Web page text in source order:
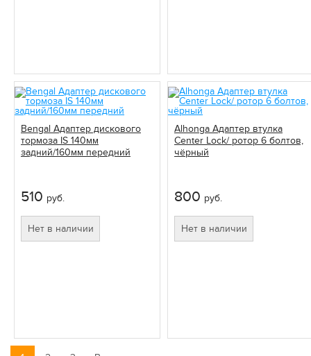
Bengal Адаптер дискового
тормоза IS 140мм
задний/160мм передний
510 руб.
Нет в наличии
Alhonga Адаптер втулка
Center Lock/ ротор 6 болтов,
чёрный
800 руб.
Нет в наличии